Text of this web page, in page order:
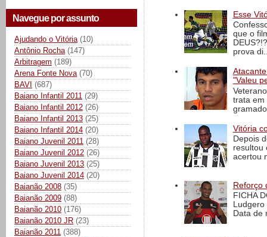
Navegue por assunto
Ajudando o Vitória (10)
Antônio Rocha (147)
Arbitragem (189)
Arena Fonte Nova (70)
BAVI (687)
Baiano Infantil 2011 (29)
Baiano Infantil 2012 (26)
Baiano Infantil 2013 (25)
Baiano Infantil 2014 (20)
Baiano Juvenil 2011 (28)
Baiano Juvenil 2012 (26)
Baiano Juvenil 2013 (25)
Baiano Juvenil 2014 (20)
Baianão 2008 (35)
Baianão 2009 (88)
Baianão 2010 (176)
Baianão 2010 JR (23)
Baianão 2011 (388)
Esse
que o
prova
"Valeu
trata em
Vitória
Depois
resultou
acertou
Reforço
FICHA
Data de